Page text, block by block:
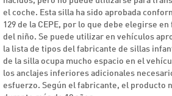
el coche. Esta silla ha sido aprobada
129 de la CEPE, por lo que debe elegirse
del niño. Se puede utilizar en vehículos
la lista de tipos del fabricante de sillas
de la silla ocupa mucho espacio en el
los anclajes inferiores adicionales
esfuerzo. Según el fabricante, el producto